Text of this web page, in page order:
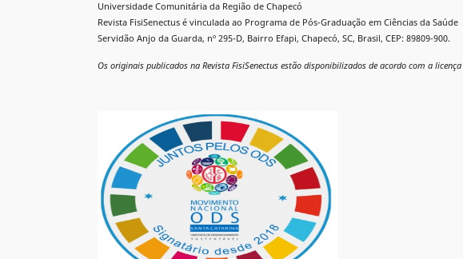
Universidade Comunitária da Região de Chapecó
Revista FisiSenectus é vinculada ao Programa de Pós-Graduação em Ciências da Saúde
Servidão Anjo da Guarda, nº 295-D, Bairro Efapi, Chapecó, SC, Brasil, CEP: 89809-900.
Os originais publicados na Revista FisiSenectus estão disponibilizados de acordo com a licença